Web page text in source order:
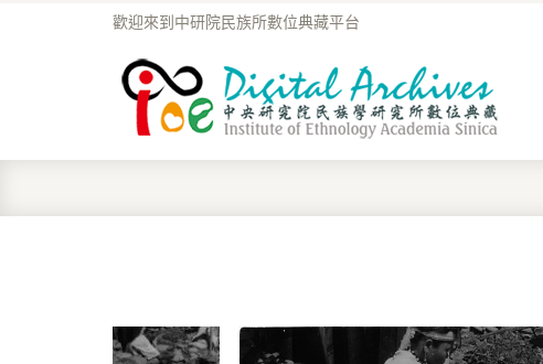
歡迎來到中研院民族所數位典藏平台